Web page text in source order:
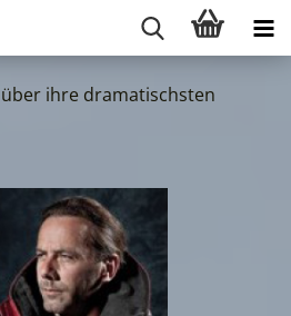
ihre dramatischsten